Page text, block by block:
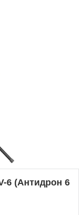
6 (Антидрон 6